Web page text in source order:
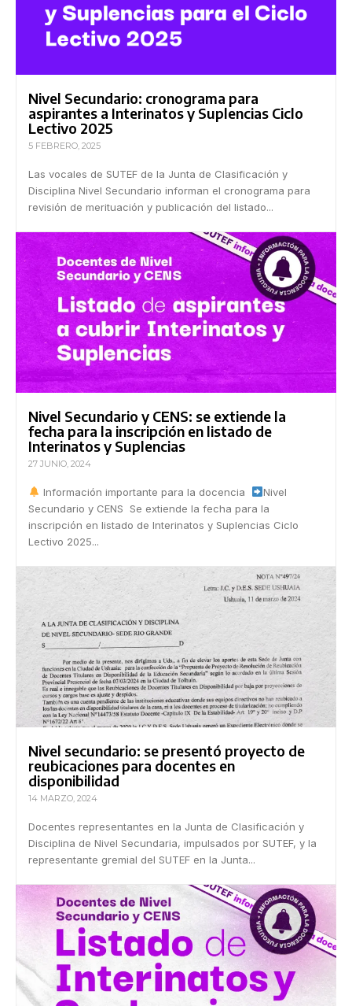
Nivel Secundario: cronograma para
aspirantes a Interinatos y Suplencias Ciclo
Lectivo 2025
5 FEBRERO, 2025
Las vocales de SUTEF de la Junta de Clasificación y
Disciplina Nivel Secundario informan el cronograma para
revisión de merituación y publicación del listado...
Nivel Secundario y CENS: se extiende la
fecha para la inscripción en listado de
Interinatos y Suplencias
27 JUNIO, 2024
Información importante para la docencia
Nivel
Secundario y CENS Se extiende la fecha para la
inscripción en listado de Interinatos y Suplencias Ciclo
Lectivo 2025...
Nivel secundario: se presentó proyecto de
reubicaciones para docentes en
disponibilidad
14 MARZO, 2024
Docentes representantes en la Junta de Clasificación y
Disciplina de Nivel Secundaria, impulsados por SUTEF, y la
representante gremial del SUTEF en la Junta...